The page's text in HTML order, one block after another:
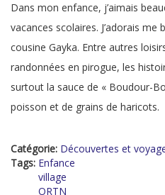
Dans mon enfance, j’aimais
vacances scolaires. J’adorais
cousine Gayka. Entre autres
randonnées en pirogue, les
surtout la sauce de « Boudour-
poisson et de grains de haricots.
Catégorie: Découvertes et
Tags: Enfance
village
ORTN